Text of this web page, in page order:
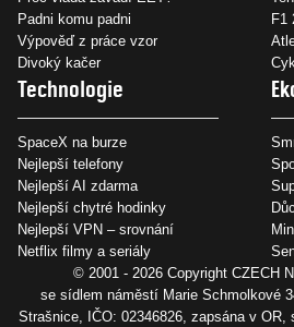
Padni komu padni
Výpověď z práce vzor
Divoký kačer
F1
Technologie
SpaceX na burze
Nejlepší telefony
Nejlepší AI zdarma
Nejlepší chytré hodinky
Nejlepší VPN – srovnání
Netflix filmy a seriály
© 2001 - 2026 Copyright CZECH
se sídlem náměstí Marie Schmolkové
Strašnice, IČO: 02346826, zapsána v OR,